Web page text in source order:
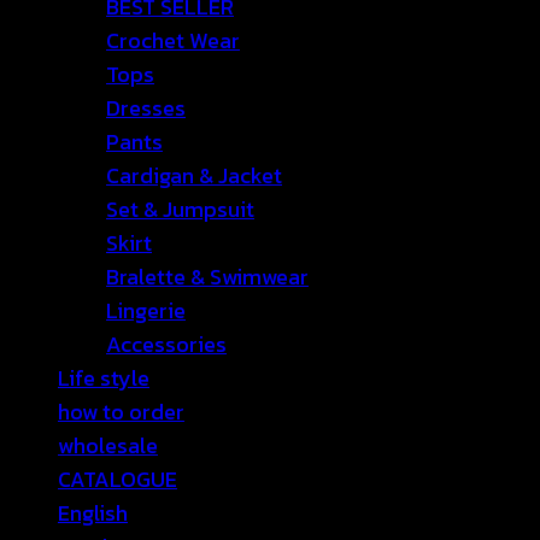
Crochet Wear
Tops
Dresses
Pants
Cardigan & Jacket
Set & Jumpsuit
Skirt
Bralette & Swimwear
Lingerie
Accessories
Life style
how to order
wholesale
CATALOGUE
English